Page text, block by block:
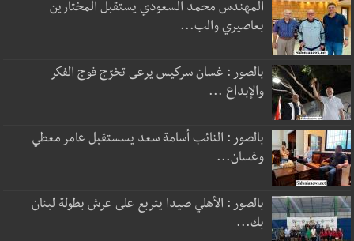
المهندس محمد السعودي يستقبل المختارين
بعاصيري والب...
بالصور : غسان سركيس يرعى تخرّج فوج الفكر
والإبداع ...
بالصور : النائب أسامة سعد يسستقبل عامر معطي
وغسان...
بالصور : الأهلي صيدا يتربع على عرش بطولة لبنان
بك...